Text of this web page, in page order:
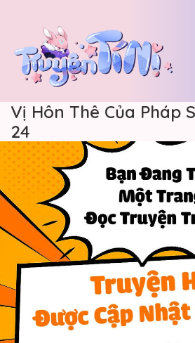
Vị Hôn Thê Của Pháp
24